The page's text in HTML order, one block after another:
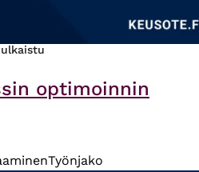
optimoinnin
Työnjako